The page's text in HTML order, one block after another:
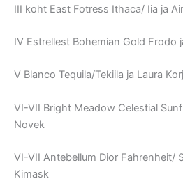
III koht East Fotress Ithaca/ Iia ja
IV Estrellest Bohemian Gold Frodo
V Blanco Tequila/Tekiila ja Laura
VI-VII Bright Meadow Celestial
Novek
VI-VII Antebellum Dior Fahrenheit/
Kimask